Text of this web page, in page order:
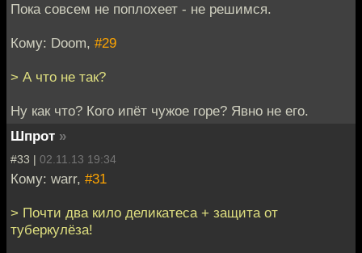
Пока совсем не поплохеет - не решимся.
Кому: Doom, #29
> А что не так?
Ну как что? Кого ипёт чужое горе? Явно не его.
Шпрот »
#33 | 02.11.13 19:34
Кому: warr, #31
> Почти два кило деликатеса + защита от
туберкулёза!